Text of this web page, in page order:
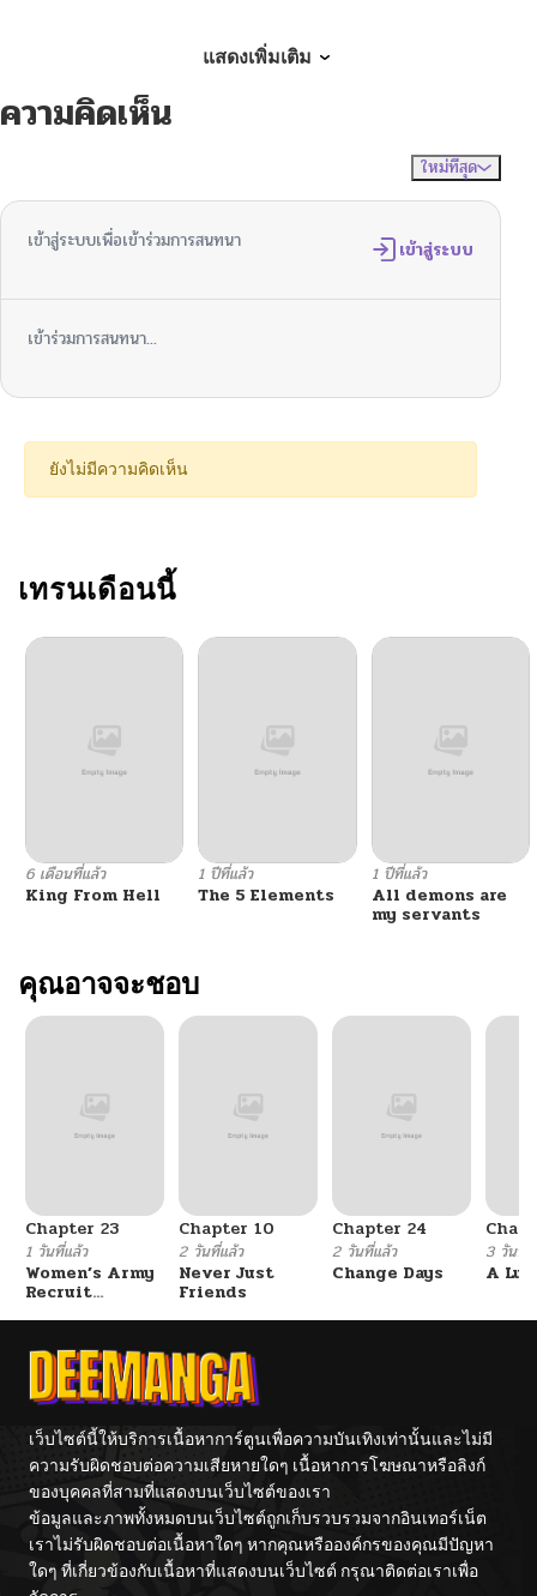
แสดงเพิ่มเติม
ความคิดเห็น
ใหม่ที่สุด
เข้าสู่ระบบเพื่อเข้าร่วมการสนทนา เข้าสู่ระบบ
เข้าร่วมการสนทนา...
ยังไม่มีความคิดเห็น
เทรนเดือนนี้
6 เดือนที่แล้ว
King From Hell
1 ปีที่แล้ว
The 5 Elements
1 ปีที่แล้ว
All demons are
my servants
คุณอาจจะชอบ
Chapter 23
1 วันที่แล้ว
Women’s Army
Recruit
Chapter 10
2 วันที่แล้ว
Never Just
Friends
Chapter 24
2 วันที่แล้ว
Change Days
3 วันที่
A
เว็บไซต์นี้ให้บริการเนื้อหาการ์ตูนเพื่อความบันเทิงเท่านั้นและไม่มี
ความรับผิดชอบต่อความเสียหายใดๆ เนื้อหาการโฆษณาหรือลิงก์
ของบุคคลที่สามที่แสดงบนเว็บไซต์ของเรา
ข้อมูลและภาพทั้งหมดบนเว็บไซต์ถูกเก็บรวบรวมจากอินเทอร์เน็ต
เราไม่รับผิดชอบต่อเนื้อหาใดๆ หากคุณหรือองค์กรของคุณมีปัญหา
ใดๆ ที่เกี่ยวข้องกับเนื้อหาที่แสดงบนเว็บไซต์ กรุณาติดต่อเราเพื่อ